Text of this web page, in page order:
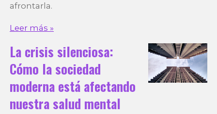
afrontarla.
Leer más »
La crisis silenciosa:
Cómo la sociedad
moderna está afectando
nuestra salud mental